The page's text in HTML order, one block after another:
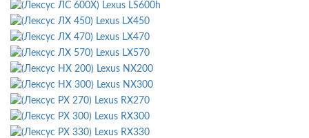
Lexus LS600h
Lexus LX450
Lexus LX470
Lexus LX570
Lexus NX200
Lexus NX300
Lexus RX270
Lexus RX300
Lexus RX330